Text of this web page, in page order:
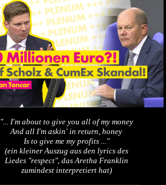
"... I'm about to give you all of my money
And all I'm askin' in return, honey
Is to give me my profits ..."
(ein kleiner Auszug aus den lyrics des
Liedes "respect", das Aretha Franklin
zumindest interpretiert hat)